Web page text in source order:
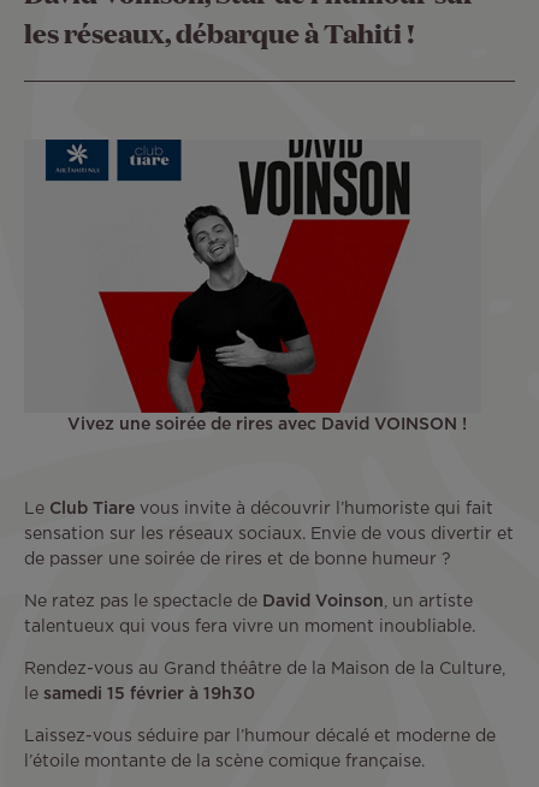
les réseaux, débarque à Tahiti !
Vivez une soirée de rires avec David VOINSON !
Le Club Tiare vous invite à découvrir l’humoriste qui fait
sensation sur les réseaux sociaux. Envie de vous divertir et
de passer une soirée de rires et de bonne humeur ?
Ne ratez pas le spectacle de David Voinson , un artiste
talentueux qui vous fera vivre un moment inoubliable.
Rendez-vous au Grand théâtre de la Maison de la Culture,
le samedi 15 février à 19h30
Laissez-vous séduire par l’humour décalé et moderne de
l’étoile montante de la scène comique française.